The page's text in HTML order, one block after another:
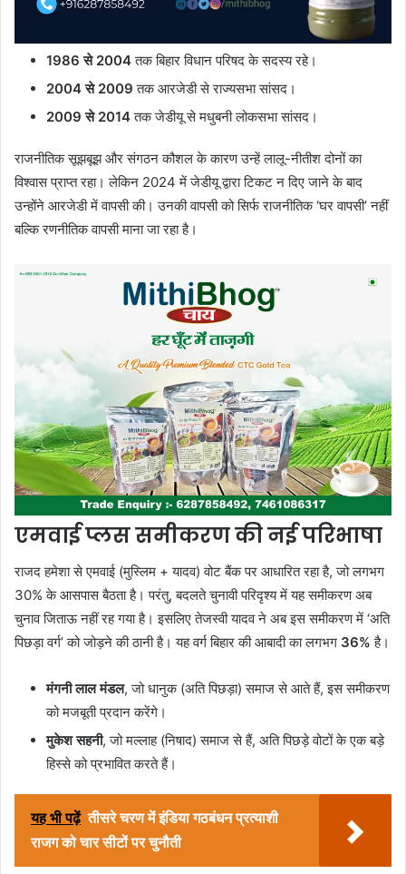
1986 से 2004तक बिहार विधान परिषद के सदस्य रहे।
2004 से 2009 तक आरजेडी से राज्यसभा सांसद।
2009 से 2014तक जेडीयू से मधुबनी लोकसभा सांसद।
राजनीतिक सूझबूझ और संगठन कौशल के कारण उन्हें लालू-नीतीश दोनों का
विश्वास प्राप्त रहा। लेकिन 2024 में जेडीयू द्वारा टिकट न दिए जाने के बाद
उन्होंने आरजेडी में वापसी की। उनकी वापसी को सिर्फ राजनीतिक ‘घर वापसी’ नहीं
बल्कि रणनीतिक वापसी माना जा रहा है।
एमवाई प्लस समीकरण की नई परिभाषा
राजद हमेशा से एमवाई (मुस्लिम + यादव) वोट बैंक पर आधारित रहा है, जो लगभग
30% के आसपास बैठता है। परंतु, बदलते चुनावी परिदृश्य में यह समीकरण अब
चुनाव जिताऊ नहीं रह गया है। इसलिए तेजस्वी यादव ने अब इस समीकरण में ‘अति
पिछड़ा वर्ग’ को जोड़ने की ठानी है। यह वर्ग बिहार की आबादी का लगभग 36% है।
मंगनी लाल मंडल, जो धानुक (अति पिछड़ा) समाज से आते हैं, इस समीकरण
को मजबूती प्रदान करेंगे।
मुकेश सहनी, जो मल्लाह (निषाद) समाज से हैं, अति पिछड़े वोटों के एक बड़े
हिस्से को प्रभावित करते हैं।
यह भी पढ़ें तीसरे चरण में इंडिया गठबंधन प्रत्याशी
राजग को चार सीटों पर चुनौती